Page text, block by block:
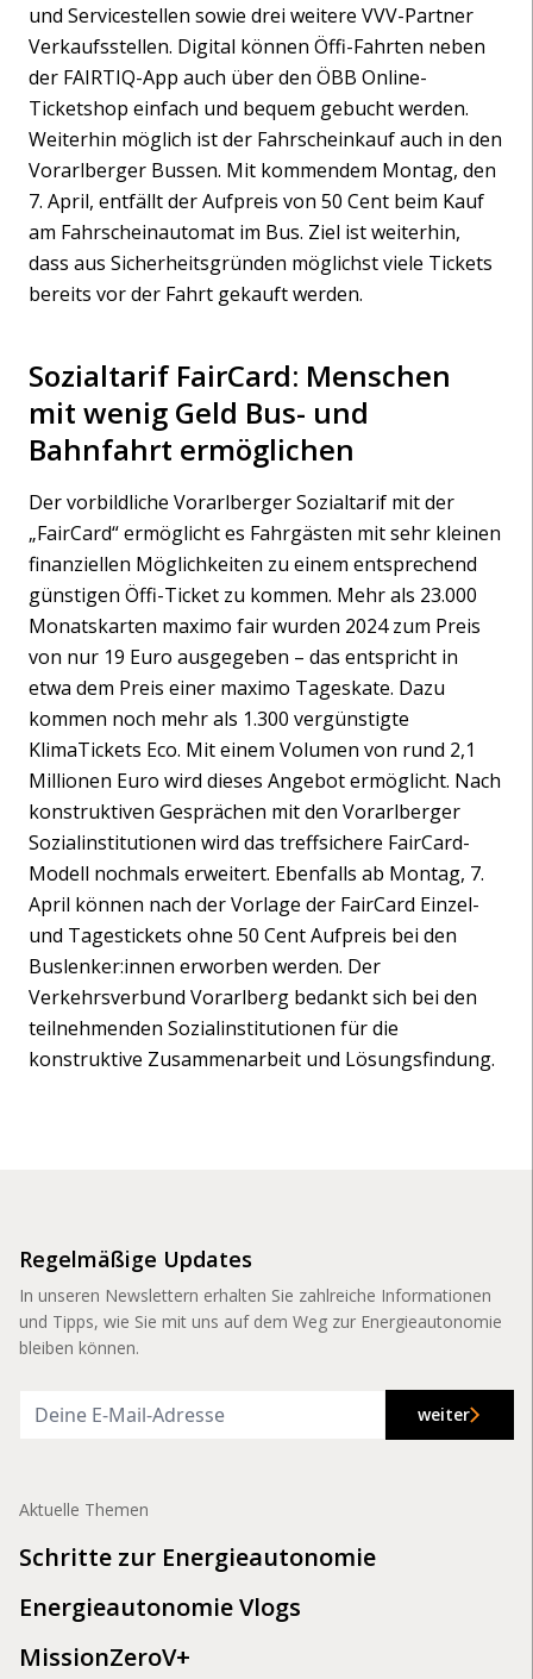
und Servicestellen sowie drei weitere VVV-Partner
Verkaufsstellen. Digital können Öffi-Fahrten neben
der FAIRTIQ-App auch über den ÖBB Online-
Ticketshop einfach und bequem gebucht werden.
Weiterhin möglich ist der Fahrscheinkauf auch in den
Vorarlberger Bussen. Mit kommendem Montag, den
7. April, entfällt der Aufpreis von 50 Cent beim Kauf
am Fahrscheinautomat im Bus. Ziel ist weiterhin,
dass aus Sicherheitsgründen möglichst viele Tickets
bereits vor der Fahrt gekauft werden.
Sozialtarif FairCard: Menschen
mit wenig Geld Bus- und
Bahnfahrt ermöglichen
Der vorbildliche Vorarlberger Sozialtarif mit der
„FairCard“ ermöglicht es Fahrgästen mit sehr kleinen
finanziellen Möglichkeiten zu einem entsprechend
günstigen Öffi-Ticket zu kommen. Mehr als 23.000
Monatskarten maximo fair wurden 2024 zum Preis
von nur 19 Euro ausgegeben – das entspricht in
etwa dem Preis einer maximo Tageskate. Dazu
kommen noch mehr als 1.300 vergünstigte
KlimaTickets Eco. Mit einem Volumen von rund 2,1
Millionen Euro wird dieses Angebot ermöglicht. Nach
konstruktiven Gesprächen mit den Vorarlberger
Sozialinstitutionen wird das treffsichere FairCard-
Modell nochmals erweitert. Ebenfalls ab Montag, 7.
April können nach der Vorlage der FairCard Einzel-
und Tagestickets ohne 50 Cent Aufpreis bei den
Buslenker:innen erworben werden. Der
Verkehrsverbund Vorarlberg bedankt sich bei den
teilnehmenden Sozialinstitutionen für die
konstruktive Zusammenarbeit und Lösungsfindung.
Regelmäßige Updates
In unseren Newslettern erhalten Sie zahlreiche Informationen
und Tipps, wie Sie mit uns auf dem Weg zur Energieautonomie
bleiben können.
weiter
Aktuelle Themen
Schritte zur Energieautonomie
Energieautonomie Vlogs
MissionZeroV+